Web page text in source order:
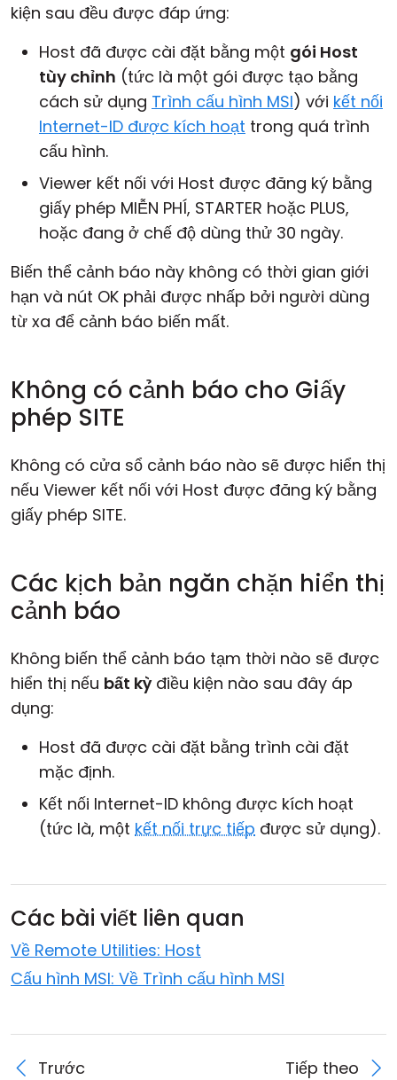
kiện sau đều được đáp ứng:
Host đã được cài đặt bằng một gói Host
tùy chỉnh (tức là một gói được tạo bằng
cách sử dụng Trình cấu hình MSI) với kết nối
Internet-ID được kích hoạt trong quá trình
cấu hình.
Viewer kết nối với Host được đăng ký bằng
giấy phép MIỄN PHÍ, STARTER hoặc PLUS,
hoặc đang ở chế độ dùng thử 30 ngày.
Biến thể cảnh báo này không có thời gian giới
hạn và nút OK phải được nhấp bởi người dùng
từ xa để cảnh báo biến mất.
Không có cảnh báo cho Giấy
phép SITE
Không có cửa sổ cảnh báo nào sẽ được hiển thị
nếu Viewer kết nối với Host được đăng ký bằng
giấy phép SITE.
Các kịch bản ngăn chặn hiển thị
cảnh báo
Không biến thể cảnh báo tạm thời nào sẽ được
hiển thị nếu bất kỳđiều kiện nào sau đây áp
dụng:
Host đã được cài đặt bằng trình cài đặt
mặc định.
Kết nối Internet-ID không được kích hoạt
(tức là, một kết nối trực tiếp được sử dụng).
Các bài viết liên quan
Về Remote Utilities: Host
Cấu hình MSI: Về Trình cấu hình MSI
Trước
Tiếp theo